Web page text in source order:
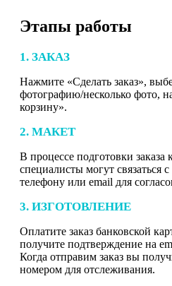
Этапы работы
1. ЗАКАЗ
Нажмите «Сделать заказ»,
фотографию/несколько фото,
корзину».
2. МАКЕТ
В процессе подготовки заказа
специалисты могут связаться
телефону или email для
3. ИЗГОТОВЛЕНИЕ
Оплатите заказ банковской
получите подтверждение на
Когда отправим заказ вы
номером для отслеживания.